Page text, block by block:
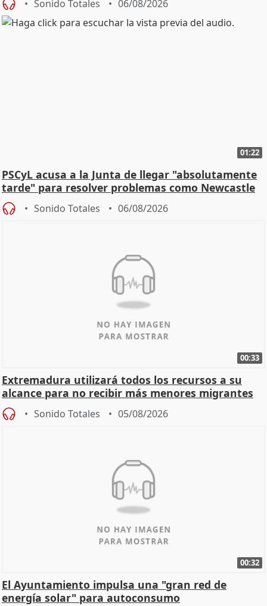
Sonido Totales 06/08/2026
01:22
PSCyL acusa a la Junta de llegar "absolutamente
tarde" para resolver problemas como Newcastle
Sonido Totales 06/08/2026
00:33
Extremadura utilizará todos los recursos a su
alcance para no recibir más menores migrantes
Sonido Totales 05/08/2026
00:32
El Ayuntamiento impulsa una "gran red de
energía solar" para autoconsumo